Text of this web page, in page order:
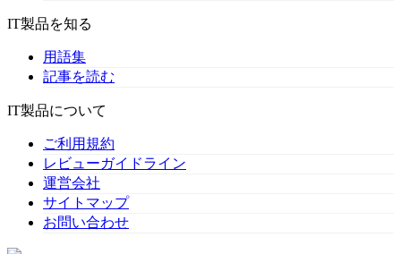
IT製品を知る
用語集
記事を読む
IT製品について
ご利用規約
レビューガイドライン
運営会社
サイトマップ
お問い合わせ